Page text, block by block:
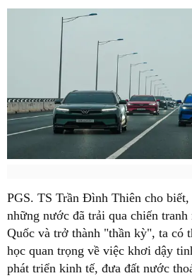
PGS. TS Trần Đình Thiên cho
những nước đã trải qua chiến
Quốc và trở thành "thần kỳ", ta có
học quan trọng về việc khơi dậy
phát triển kinh tế, đưa đất nước